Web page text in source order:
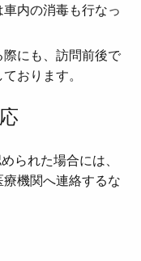
内の消毒も行なっ
にも、訪問前後で
おります。
られた場合には、
機関へ連絡するな